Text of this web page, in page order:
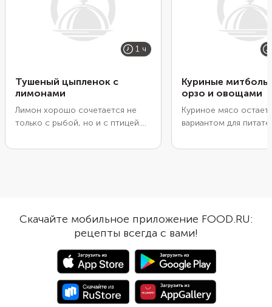
1 ч
Тушеный цыпленок с
лимонами
Лимон хорошо сочетается не
только с рыбой, но и с птицей.
помогает мясу быстрее дойти
лимоны. У них приятная кислинка
с легким намеком на сладость.
Но если под рукой оказался
обычный лимон, разбавьте его
апельсином. Вкус блюда станет
мягче, а аромат — насыщеннее.
Куриные митболы
орзо и овощами
Куриное мясо
вариантом для
содержанием белка и
митболы, добавив в
пряный соус песто с
деликатный лук-
итальянские травы.
пикантные митболы
только выложить на
пасты орзо с
Скачайте мобильное приложение FOOD.RU:
рецепты всегда с вами!